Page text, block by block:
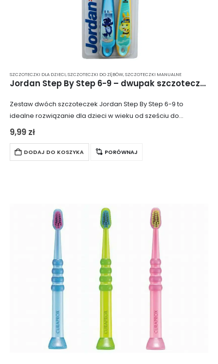
SZCZOTECZKI DLA DZIECI,SZCZOTECZKI DO ZĘBÓW,SZCZOTECZKI MANUALNE
Jordan Step By Step 6-9 – dwupak szczoteczek dla dzieci w wieku od 6 do 9 lat
Zestaw dwóch szczoteczek Jordan Step By Step 6-9 to
idealne rozwiązanie dla dzieci w wieku od sześciu do
dziewięciu lat. Szczoteczki zostały specjalnie zaprojektowane,
aby sprostać potrzebom maluchów, które mają…
9,99 zł
DODAJ DO KOSZYKA PORÓWNAJ